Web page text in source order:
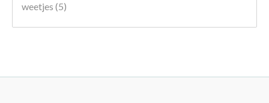
weetjes (5)